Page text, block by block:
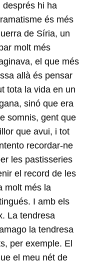
després hi ha
és més
de Síria, un
molt més
el que més
allà és pensar
tota la vida en un
sinó que era
somnis, gent que
que avui, i tot
recordar-ne
les pastisseries
el record de les
molt més la
I amb els
La tendresa
la tendresa
per exemple. El
el meu nét de